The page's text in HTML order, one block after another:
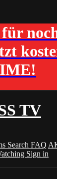
TV
Search FAQ
Sign in